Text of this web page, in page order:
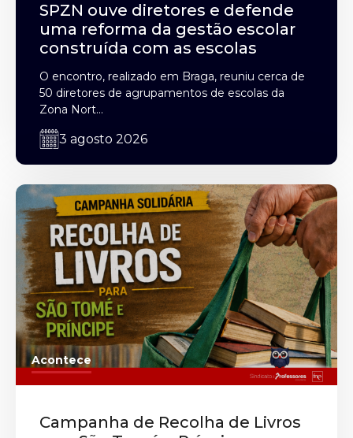
SPZN ouve diretores e defende
uma reforma da gestão escolar
construída com as escolas
O encontro, realizado em Braga, reuniu cerca de
50 diretores de agrupamentos de escolas da
Zona Nort...
3 agosto 2026
Acontece
Campanha de Recolha de Livros